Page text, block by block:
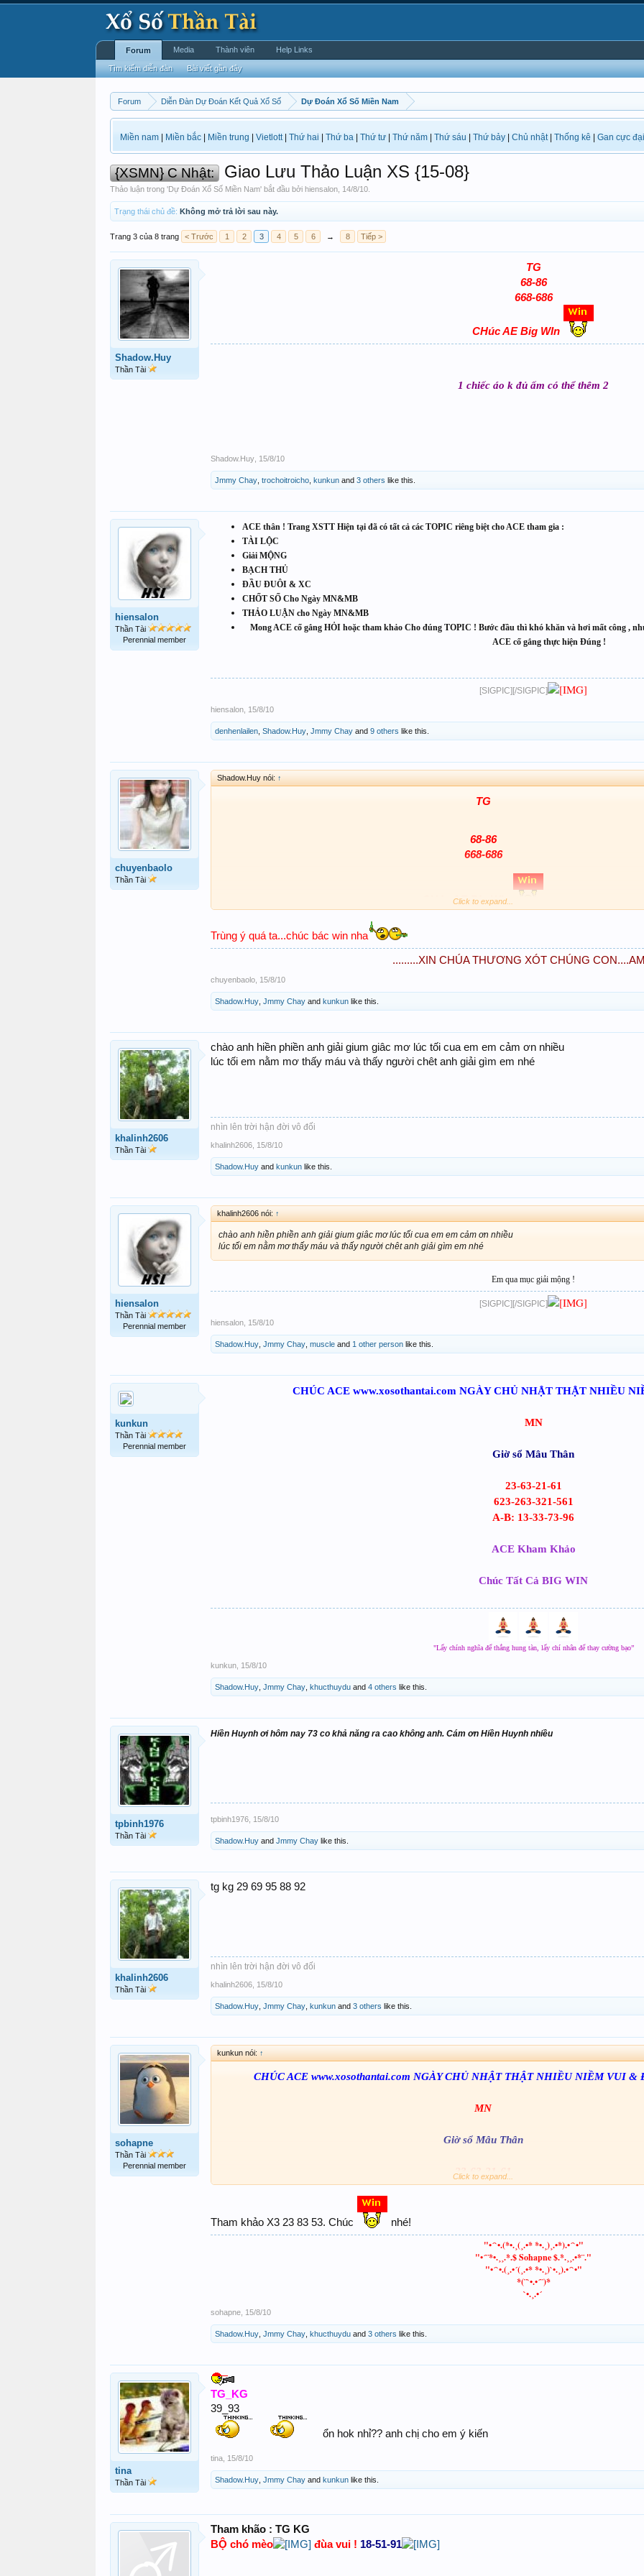
Forum Diễn Đàn Dự Đoán Kết Quả Xổ Số Dự Đoán Xổ Số Miền Nam
Miền nam Miền bắc Miền trung Vietlott| Thứ hai Thứ ba Thứ tư Thứ năm Thứ sáu Thứ bảy Chủ nhật| Thống kê Gan cực đại
{XSMN} C Nhật: Giao Lưu Thảo Luận XS {15-08}
Thảo luận trong 'Dự Đoán Xổ Số Miền Nam' bắt đầu bởi hiensalon 14/8/10
Trạng thái chủ đề: Không mở trả lời sau này.
Trang 3 của 8 trang < Trước 1 2 3 4 5 6 → 8 Tiếp >
Shadow.Huy
Thần Tài
TG
68-86
668-686
CHúc AE Big WIn
1 chiếc áo k đủ ấm có thể thêm 2
Shadow.Huy 15/8/10
Jmmy Chay trochoitroicho kunkun and 3 others like this.
hiensalon
Thần Tài
Perennial member
ACE thân ! Trang XSTT Hiện tại đã có tất cả các TOPIC riêng biệt cho ACE tham gia :
TÀI LỘC
Giải MỘNG
BẠCH THỦ
ĐẦU ĐUÔI & XC
CHỐT SỐ Cho Ngày MN&MB
THẢO LUẬN cho Ngày MN&MB
Mong ACE cố gắng HỎI hoặc tham khảo Cho đúng TOPIC ! Bước đầu thì khó khăn và hơi mất công ,
ACE cố gắng thực hiện Đúng !
[SIGPIC][/SIGPIC]
hiensalon 15/8/10
denhenlailen Shadow.Huy Jmmy Chay and 9 others like this.
chuyenbaolo
Thần Tài
Shadow.Huy nói: ↑
TG
68-86
668-686
CHúc AE Big WIn
Click to expand...
Trùng ý quá ta...chúc bác win nha
.........XIN CHÚA THƯƠNG XÓT CHÚNG
chuyenbaolo 15/8/10
Shadow.Huy Jmmy Chay and kunkun like this.
khalinh2606
Thần Tài
chào anh hiền phiền anh giải gium giâc mơ lúc tối cua em em cảm ơn nhiều
lúc tối em nằm mơ thấy máu và thấy người chêt anh giải gìm em nhé
nhìn lên trời hận đời vô đối
khalinh2606 15/8/10
Shadow.Huy and kunkun like this.
hiensalon
Thần Tài
Perennial member
khalinh2606 nói: ↑
chào anh hiền phiền anh giải gium giâc mơ lúc tối cua em em cảm ơn nhiều
lúc tối em nằm mơ thấy máu và thấy người chêt anh giải gìm em nhé
Em qua mục giải mộng !
[SIGPIC][/SIGPIC]
hiensalon 15/8/10
Shadow.Huy Jmmy Chay muscle and 1 other person like this.
kunkun
Thần Tài
Perennial member
CHÚC ACE www.xosothantai.com NGÀY CHỦ NHẬT THẬT NHIỀU
MN
Giờ sổ Mâu Thân
23-63-21-61
623-263-321-561
A-B: 13-33-73-96
ACE Kham Khảo
Chúc Tất Cả BIG WIN
"Lấy chính nghĩa để thắng hung tàn, lấy chí nhân để thay cường bạo”
kunkun 15/8/10
Shadow.Huy Jmmy Chay khucthuydu and 4 others like this.
tpbinh1976
Thần Tài
Hiền Huynh ơi hôm nay 73 co khả năng ra cao không anh. Cám ơn Hiền Huynh nhiều
tpbinh1976 15/8/10
Shadow.Huy and Jmmy Chay like this.
khalinh2606
Thần Tài
tg kg 29 69 95 88 92
nhìn lên trời hận đời vô đối
khalinh2606 15/8/10
Shadow.Huy Jmmy Chay kunkun and 3 others like this.
sohapne
Thần Tài
Perennial member
kunkun nói: ↑
CHÚC ACE www.xosothantai.com NGÀY CHỦ NHẬT THẬT NHIỀU NIỀM VUI &
MN
Giờ sổ Mâu Thân
23-63-21-61
623-263-321-561
ACE Kham Khảo
Chúc Tất Cả BIG WIN
Click to expand...
Tham khảo X3 23 83 53. Chúc nhé!
"•´`•.(*•.¸(¸.•* *•.¸)¸.•*).•´`•"
"•´¨*•.¸¸.*.$ Sohapne $.*.¸¸.•*¨."
"•´`•.(¸.•´(¸.•* *•.¸)`•.¸).•´`•"
*(¨`•.•´¨)*
`•.¸.•´
sohapne 15/8/10
Shadow.Huy Jmmy Chay khucthuydu and 3 others like this.
tina
Thần Tài
TG_KG
39_93
ổn hok nhỉ?? anh chị cho em ý kiến
tina 15/8/10
Shadow.Huy Jmmy Chay and kunkun like this.
Tham khão : TG KG
BỘ chó mèo đùa vui ! 18-51-91
Forum
Tìm kiếm diễn đàn Bài viết gần đây
Media Thành viên Help Links